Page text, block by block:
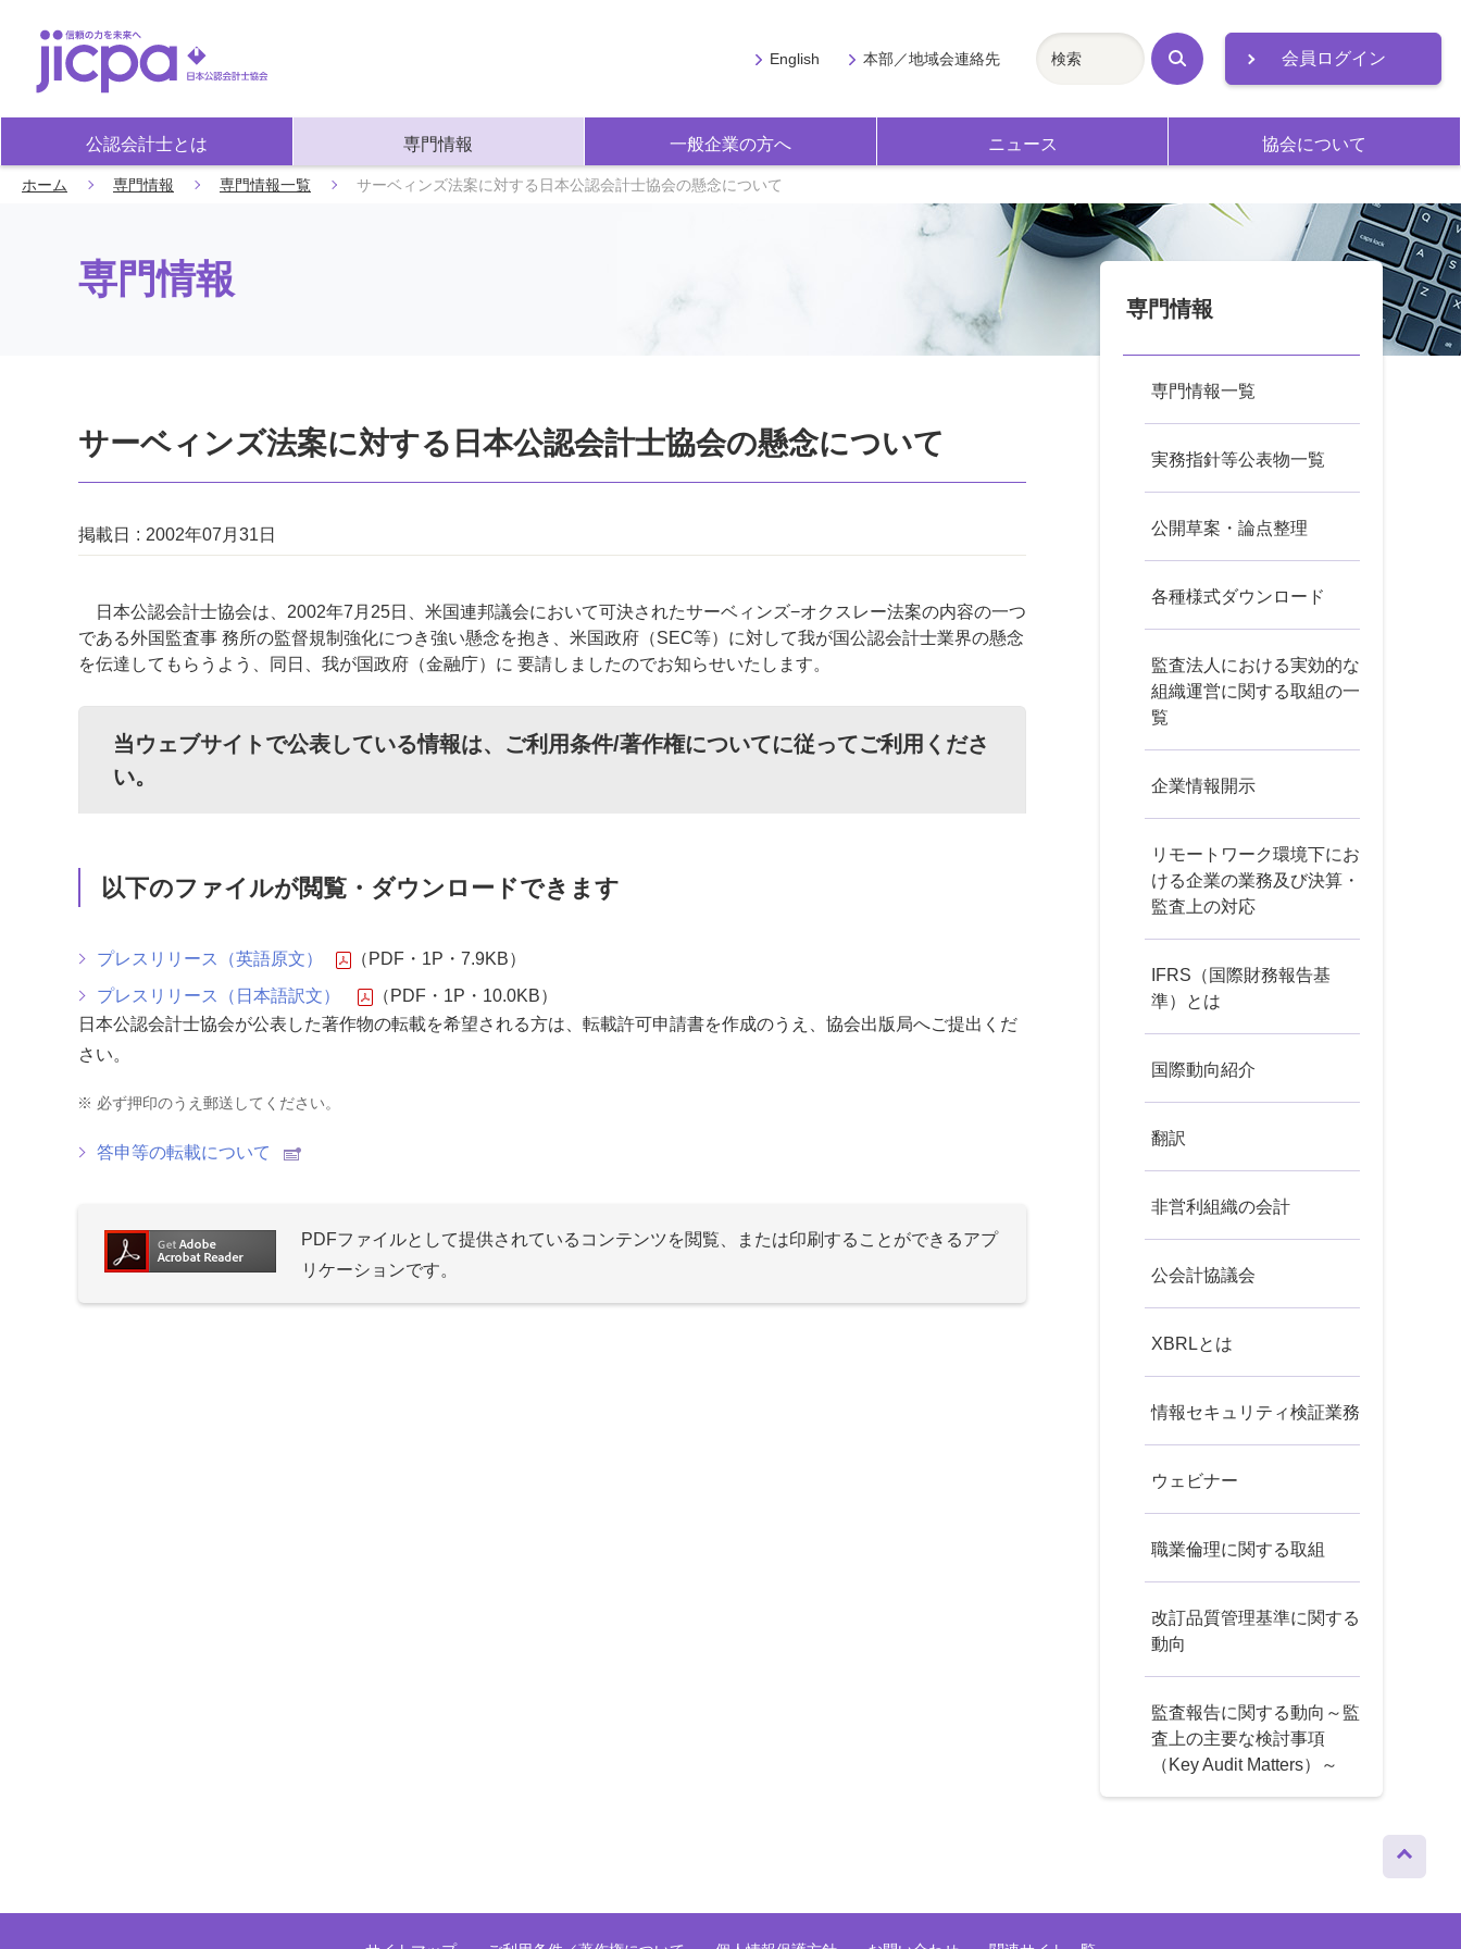
会員ログイン
公認会計士とは 専門情報 一般企業の方へ ニュース 協会について
English 本部／地域会連絡先
検
索
ホーム 専門情報 専門情報一覧 サーベィンズ法案に対する日本公認会計士協会の懸念について
専門情報
サーベィンズ法案に対する日本公認会計士協会の懸念について
掲載日 2002年07月31日
日本公認会計士協会は、2002年7月25日、米国連邦議会において可決されたサーベィンズ−オクスレー法案の内容の一つ
である外国監査事 務所の監督規制強化につき強い懸念を抱き、米国政府（SEC等）に対して我が国公認会計士業界の懸念
を伝達してもらうよう、同日、我が国政府（金融庁）に 要請しましたのでお知らせいたします。
当ウェブサイトで公表している情報は、 ご利用条件/著作権についてに従ってご利用くださ
い。
以下のファイルが閲覧・ダウンロードできます
プレスリリース（英語原文）
（PDF・1P・7.9KB）
プレスリリース（日本語訳文）
（PDF・1P・10.0KB）
日本公認会計士協会が公表した著作物の転載を希望される方は、転載許可申請書を作成のうえ、協会出版局へご提出くだ
さい。
※ 必ず押印のうえ郵送してください。
答申等の転載について
PDFファイルとして提供されているコンテンツを閲覧、または印刷することができるアプ
リケーションです。
専門情報
専門情報一覧
実務指針等公表物一覧
公開草案・論点整理
各種様式ダウンロード
監査法人における実効的な
組織運営に関する取組の一
覧
企業情報開示
リモートワーク環境下にお
ける企業の業務及び決算・
監査上の対応
IFRS（国際財務報告基
準）とは
国際動向紹介
翻訳
非営利組織の会計
公会計協議会
XBRLとは
情報セキュリティ検証業務
ウェビナー
職業倫理に関する取組
改訂品質管理基準に関する
動向
監査報告に関する動向～監
査上の主要な検討事項
（Key Audit Matters）～
ップへ